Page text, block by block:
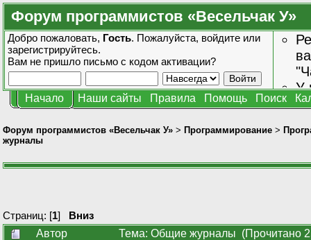
Форум программистов «Весельчак У»
Добро пожаловать, Гость. Пожалуйста, войдите или
зарегистрируйтесь.
Вам не пришло письмо с кодом активации?
У
Начало Наши сайты Правила Помощь Поиск
Форум программистов «Весельчак У» > Программирование >
журналы
Страниц: [1] Вниз
Автор
Тема: Общие журналы (Прочитано